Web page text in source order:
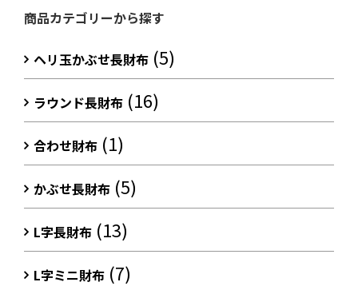
商品カテゴリーから探す
ヘリ玉かぶせ長財布 (5)
ラウンド長財布 (16)
合わせ財布 (1)
かぶせ長財布 (5)
L字長財布 (13)
L字ミニ財布 (7)